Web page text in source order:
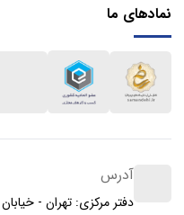
نمادهای ما
آدرس
دفتر مرکزی: تهران -